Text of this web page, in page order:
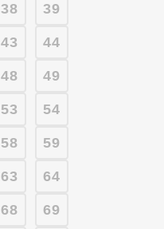
38 39
43 44
48 49
53 54
58 59
63 64
68 69